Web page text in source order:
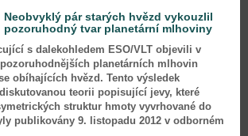
Neobvyklý pár starých hvězd vykouzlil
pozoruhodný tvar planetární mlhoviny
s dalekohledem ESO/VLT objevili v
planetárních mlhovin
obíhajících hvězd. Tento výsledek
teorii popisující jevy, které
struktur hmoty vyvrhované do
publikovány 9. listopadu 2012 v odborném